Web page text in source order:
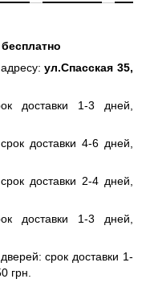
бесплатно
ул.Спасская 35,
доставки 1-3 дней,
доставки 4-6 дней,
доставки 2-4 дней,
доставки 1-3 дней,
срок доставки 1-
грн.